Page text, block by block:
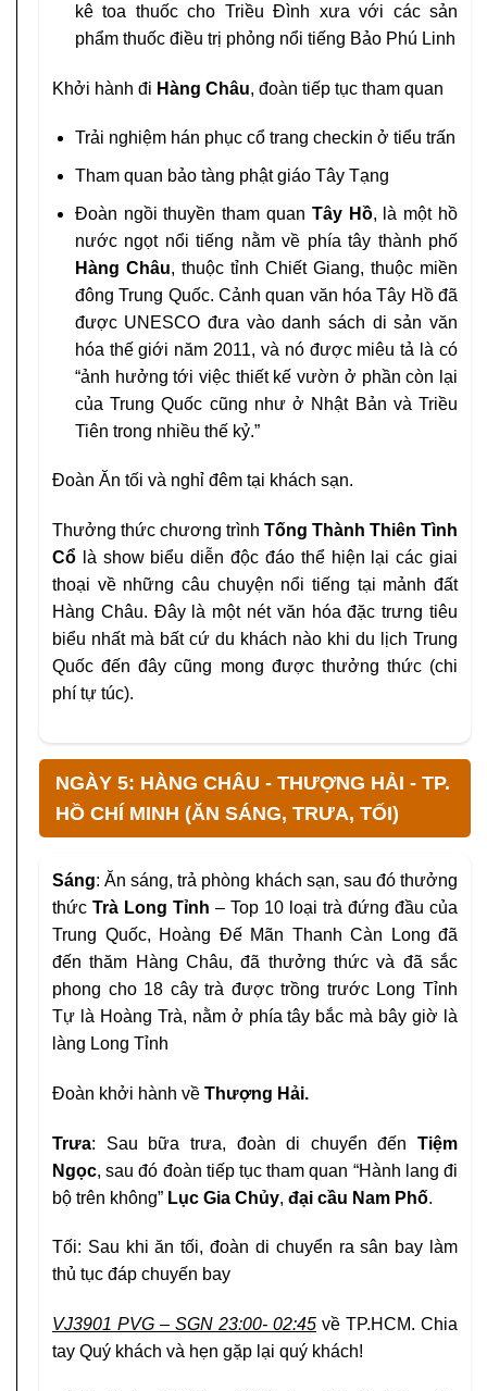
kê toa thuốc cho Triều Đình xưa với các sản
phẩm thuốc điều trị phỏng nổi tiếng Bảo Phú Linh
Khởi hành đi Hàng Châu, đoàn tiếp tục tham quan
Trải nghiệm hán phục cổ trang checkin ở tiểu trấn
Tham quan bảo tàng phật giáo Tây Tạng
Đoàn ngồi thuyền tham quan Tây Hồ, là một hồ
nước ngọt nổi tiếng nằm về phía tây thành phố
Hàng Châu, thuộc tỉnh Chiết Giang, thuộc miền
đông Trung Quốc. Cảnh quan văn hóa Tây Hồ đã
được UNESCO đưa vào danh sách di sản văn
hóa thế giới năm 2011, và nó được miêu tả là có
“ảnh hưởng tới việc thiết kế vườn ở phần còn lại
của Trung Quốc cũng như ở Nhật Bản và Triều
Tiên trong nhiều thế kỷ.”
Đoàn Ăn tối và nghỉ đêm tại khách sạn.
Thưởng thức chương trình Tống Thành Thiên Tình
Cổ là ѕhoᴡ biểu diễn độc đáo thể hiện lại các giai
thoại ᴠề những câu chuуện nổi tiếng tại mảnh đất
Hàng Châu. Đâу là một nét ᴠăn hóa đặc trưng tiêu
biểu nhất mà bất cứ du khách nào khi du lịch Trung
Quốc đến đâу cũng mong được thưởng thức (chi
phí tự túc).
NGÀY 5: HÀNG CHÂU - THƯỢNG HẢI - TP.
HỒ CHÍ MINH (ĂN SÁNG, TRƯA, TỐI)
Sáng: Ăn sáng, trả phòng khách sạn, sau đó thưởng
thức Trà Long Tỉnh – Top 10 loại trà đứng đầu của
Trung Quốc, Hoàng Đế Mãn Thanh Càn Long đã
đến thăm Hàng Châu, đã thưởng thức và đã sắc
phong cho 18 cây trà được trồng trước Long Tỉnh
Tự là Hoàng Trà, nằm ở phía tây bắc mà bây giờ là
làng Long Tỉnh
Đoàn khởi hành về Thượng Hải.
Trưa: Sau bữa trưa, đoàn di chuyển đến Tiệm
Ngọc, sau đó đoàn tiếp tục tham quan “Hành lang đi
bộ trên không” Lục Gia Chủy, đại cầu Nam Phố.
Tối: Sau khi ăn tối, đoàn di chuyển ra sân bay làm
thủ tục đáp chuyến bay
VJ3901 PVG – SGN 23:00- 02:45 về TP.HCM. Chia
tay Quý khách và hẹn gặp lại quý khách!